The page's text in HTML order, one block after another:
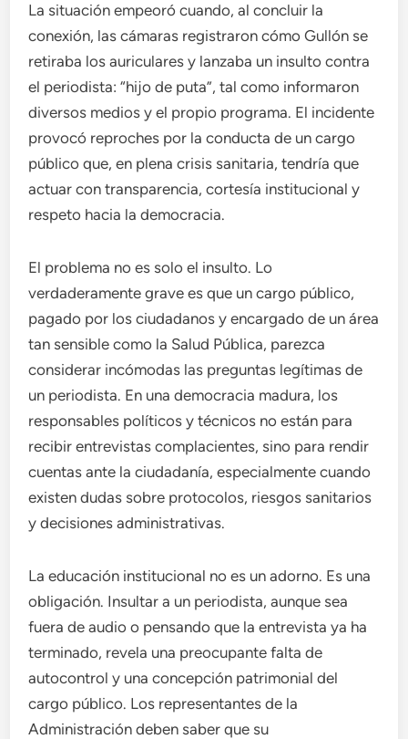
La situación empeoró cuando, al concluir la
conexión, las cámaras registraron cómo Gullón se
retiraba los auriculares y lanzaba un insulto contra
el periodista: “hijo de puta”, tal como informaron
diversos medios y el propio programa. El incidente
provocó reproches por la conducta de un cargo
público que, en plena crisis sanitaria, tendría que
actuar con transparencia, cortesía institucional y
respeto hacia la democracia.
El problema no es solo el insulto. Lo
verdaderamente grave es que un cargo público,
pagado por los ciudadanos y encargado de un área
tan sensible como la Salud Pública, parezca
considerar incómodas las preguntas legítimas de
un periodista. En una democracia madura, los
responsables políticos y técnicos no están para
recibir entrevistas complacientes, sino para rendir
cuentas ante la ciudadanía, especialmente cuando
existen dudas sobre protocolos, riesgos sanitarios
y decisiones administrativas.
La educación institucional no es un adorno. Es una
obligación. Insultar a un periodista, aunque sea
fuera de audio o pensando que la entrevista ya ha
terminado, revela una preocupante falta de
autocontrol y una concepción patrimonial del
cargo público. Los representantes de la
Administración deben saber que su